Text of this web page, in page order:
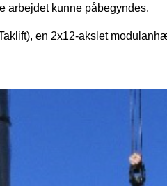
arbejdet kunne påbegyndes.
en 2x12-akslet